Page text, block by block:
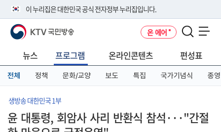
이 누리집은 대한민국 공식 전자정부 누리집입니다.
공식 누리집 주소 확인하기
니다.
이밖에 or.kr 또는 .kr등 다른 도메인 주소를 사용하고 있다면 아래 URL에
서 도메인 주소를 확인해 보세요
KTV 국민방송 온 에어
뉴스 프로그램 온라인콘텐츠 편성표
전체 정책 문화/교양 보도 특집 국가기념식 종영
생방송 대한민국 1부
윤 대통령, 회암사 사리 반환식 참석···"간절